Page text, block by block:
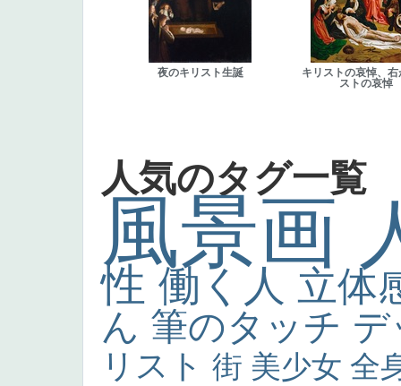
夜のキリスト生誕
キリストの哀悼、右
ストの哀悼
人気のタグ一覧
風景画
性 働く人 立体
ん 筆のタッチ
リスト 街 美少女 全